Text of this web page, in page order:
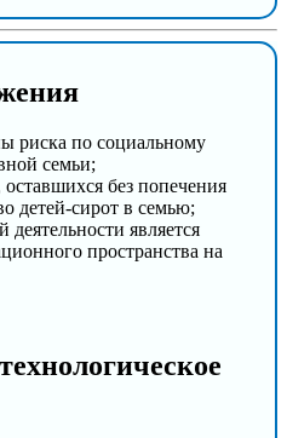
риска по социальному
семьи;
без попечения
детей-сирот в семью;
является
пространства на